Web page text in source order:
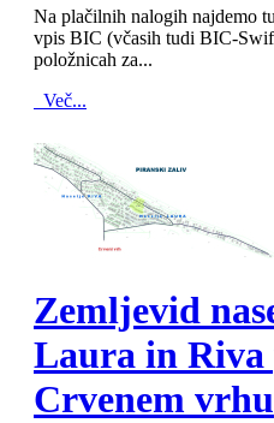
Na plačilnih nalogih najdemo
vpis BIC (včasih tudi BIC-
položnicah za...
Več...
Zemljevid
Laura in
Crvenem vrhu